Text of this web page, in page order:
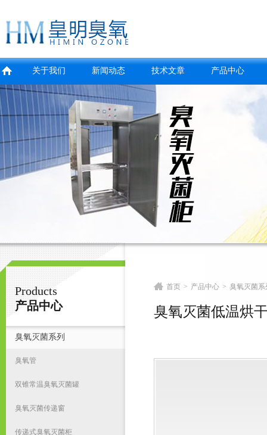
南京皇明臭氧机电设备厂
关于我们 新闻动态 技术文章 产品中心
Products
产品中心
臭氧灭菌系列
臭氧管
双锥常温臭氧灭菌罐
臭氧灭菌传递窗
传递式臭氧灭菌柜
首页 > 产品中心 > 臭氧灭菌系
臭氧灭菌低温烘